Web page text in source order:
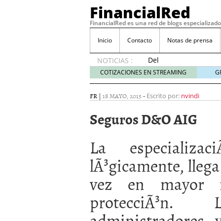
FinancialRed
FinancialRed es una red de blogs
Inicio Contacto Notas de prensa
NOTICIAS :
Del
depósito
a la
cómo
cambiando
del
ahorro
en
05/08/2026
Seguros de convenio
descubren cuando ya
ReseÃ±a de SIFX: Lo
COTIZACIONES EN STREAMING
FR | 18 MAYO, 2015 - Escrito por: nvindi
Seguros D&O AIG
La
lÃ³gicamente,
vez en mayor